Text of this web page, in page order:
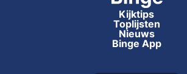
Kijktips
Toplijsten
Nieuws
Binge App